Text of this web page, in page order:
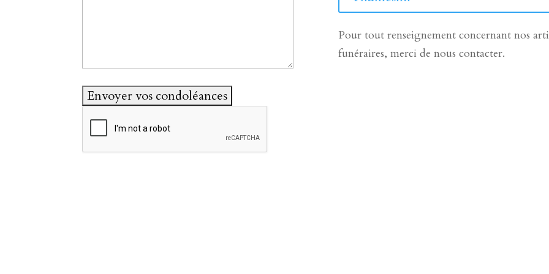
Pour tout renseignement concernant nos
funéraires, merci de nous contacter.